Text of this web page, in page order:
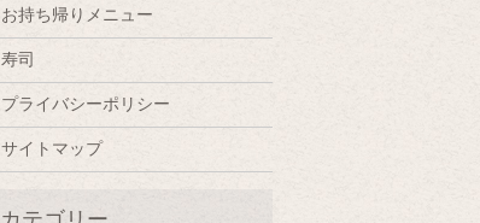
お持ち帰りメニュー
寿司
プライバシーポリシー
サイトマップ